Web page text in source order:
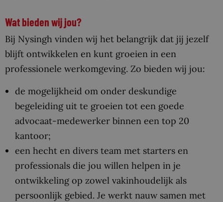
Wat bieden wij jou?
Bij Nysingh vinden wij het belangrijk dat jij jezelf
blijft ontwikkelen en kunt groeien in een
professionele werkomgeving. Zo bieden wij jou:
de mogelijkheid om onder deskundige
begeleiding uit te groeien tot een goede
advocaat-medewerker binnen een top 20
kantoor;
een hecht en divers team met starters en
professionals die jou willen helpen in je
ontwikkeling op zowel vakinhoudelijk als
persoonlijk gebied. Je werkt nauw samen met